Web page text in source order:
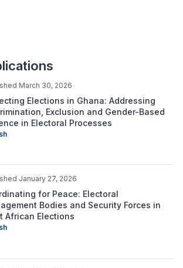
March 30, 2026
Elections in Ghana: Addressing
Exclusion and Gender-Based
in Electoral Processes
January 27, 2026
for Peace: Electoral
Bodies and Security Forces in
African Elections